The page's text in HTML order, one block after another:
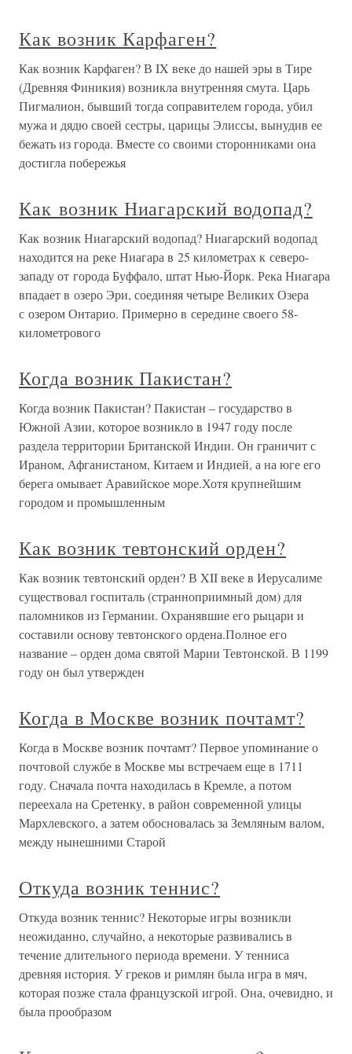
Как возник Карфаген?
Как возник Карфаген? В IX веке до нашей эры в Тире
(Древняя Финикия) возникла внутренняя смута. Царь
Пигмалион, бывший тогда соправителем города, убил
мужа и дядю своей сестры, царицы Элиссы, вынудив ее
бежать из города. Вместе со своими сторонниками она
достигла побережья
Как возник Ниагарский водопад?
Как возник Ниагарский водопад? Ниагарский водопад
находится на реке Ниагара в 25 километрах к северо-
западу от города Буффало, штат Нью-Йорк. Река Ниагара
впадает в озеро Эри, соединяя четыре Великих Озера
с озером Онтарио. Примерно в середине своего 58-
километрового
Когда возник Пакистан?
Когда возник Пакистан? Пакистан – государство в
Южной Азии, которое возникло в 1947 году после
раздела территории Британской Индии. Он граничит с
Ираном, Афганистаном, Китаем и Индией, а на юге его
берега омывает Аравийское море.Хотя крупнейшим
городом и промышленным
Как возник тевтонский орден?
Как возник тевтонский орден? В XII веке в Иерусалиме
существовал госпиталь (странноприимный дом) для
паломников из Германии. Охранявшие его рыцари и
составили основу тевтонского ордена.Полное его
название – орден дома святой Марии Тевтонской. В 1199
году он был утвержден
Когда в Москве возник почтамт?
Когда в Москве возник почтамт? Первое упоминание о
почтовой службе в Москве мы встречаем еще в 1711
году. Сначала почта находилась в Кремле, а потом
переехала на Сретенку, в район современной улицы
Мархлевского, а затем обосновалась за Земляным валом,
между нынешними Старой
Откуда возник теннис?
Откуда возник теннис? Некоторые игры возникли
неожиданно, случайно, а некоторые развивались в
течение длительного периода времени. У тенниса
древняя история. У греков и римлян была игра в мяч,
которая позже стала французской игрой. Она, очевидно, и
была прообразом